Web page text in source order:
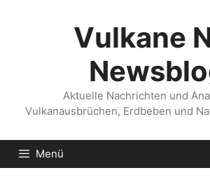
Vulkane
Aktuelle Nachrichten und
Vulkanausbrüchen, Erdbeben und
Menü